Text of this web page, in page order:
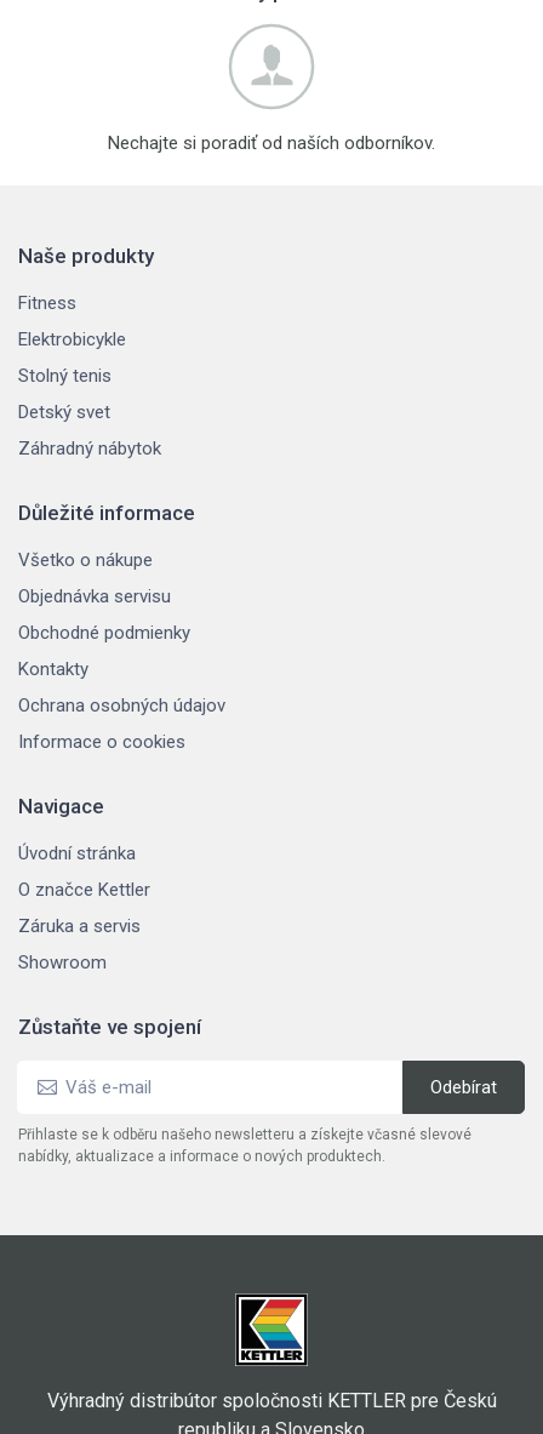
Nechajte si poradiť od naších odborníkov.
Naše produkty
Fitness
Elektrobicykle
Stolný tenis
Detský svet
Záhradný nábytok
Důležité informace
Všetko o nákupe
Objednávka servisu
Obchodné podmienky
Kontakty
Ochrana osobných údajov
Informace o cookies
Navigace
Úvodní stránka
O značce Kettler
Záruka a servis
Showroom
Zůstaňte ve spojení
Přihlaste se k odběru našeho newsletteru a získejte včasné slevové
nabídky, aktualizace a informace o nových produktech.
Výhradný distribútor spoločnosti KETTLER pre Českú
republiku a Slovensko